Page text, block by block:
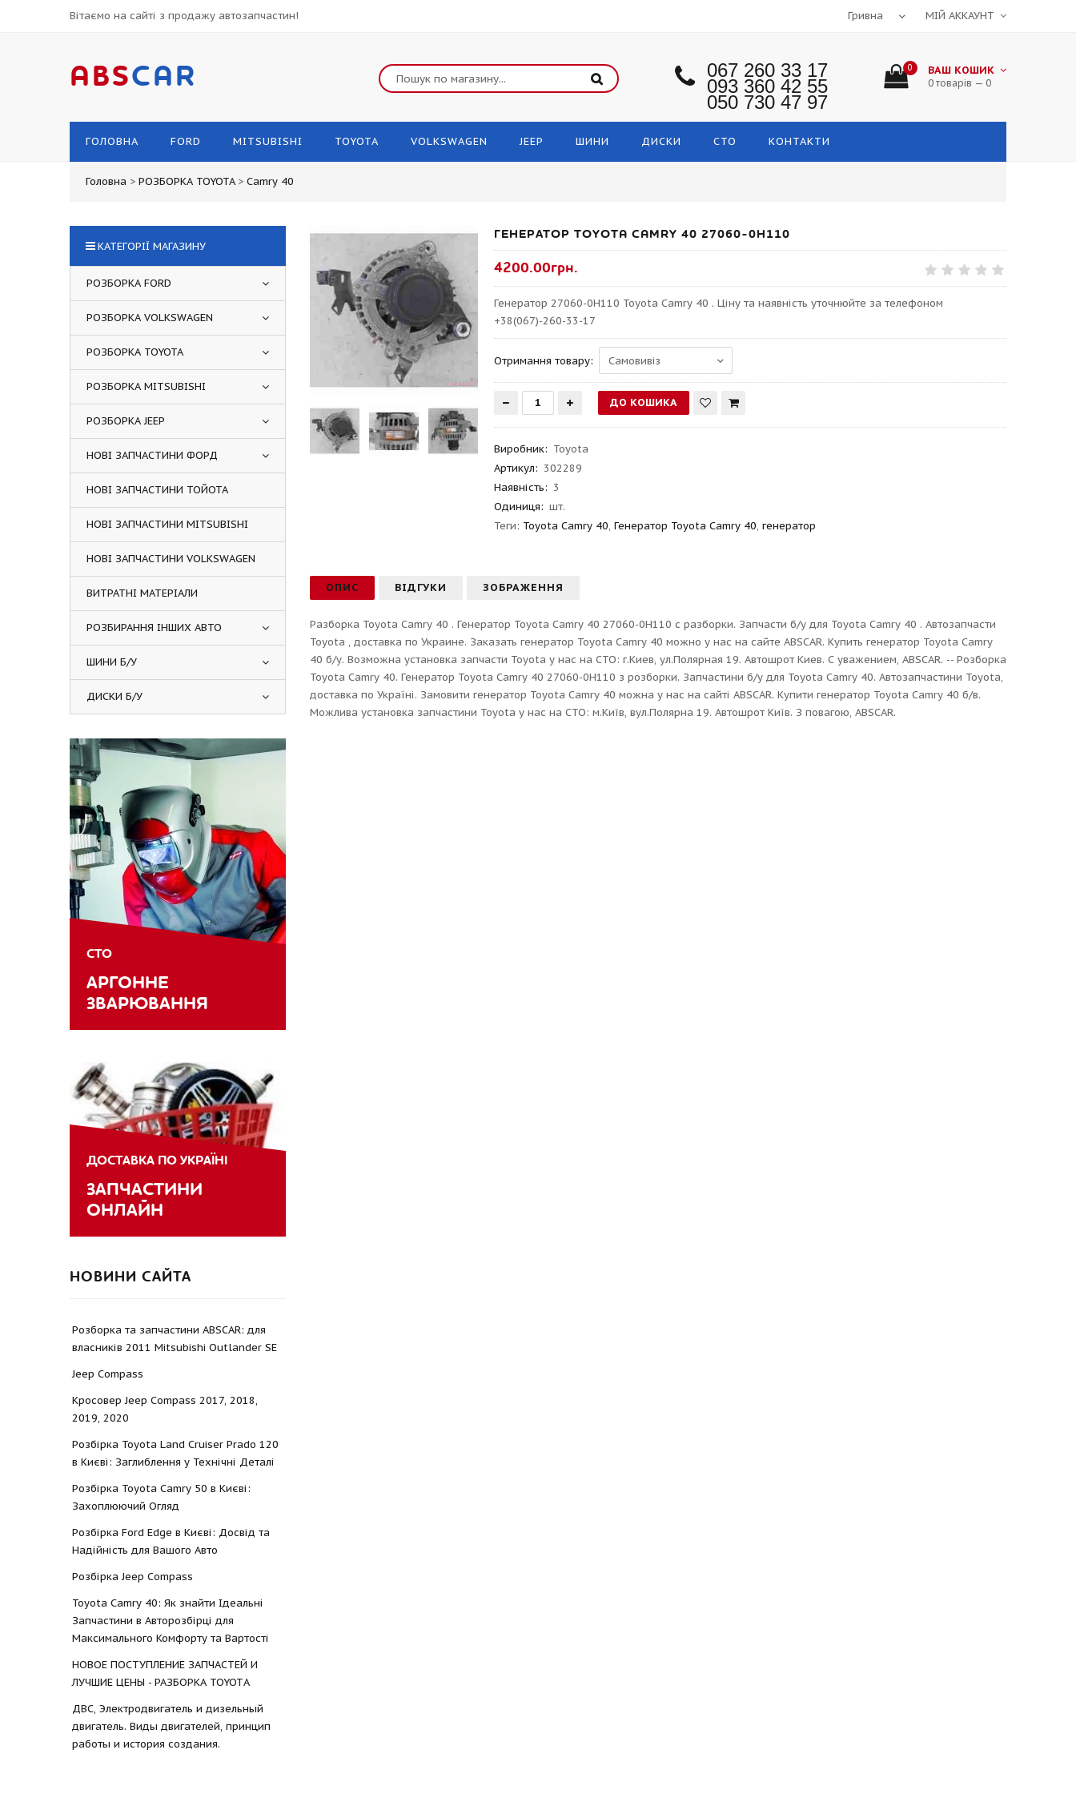
Вітаємо на сайті з продажу автозапчастин! МІЙ АККАУНТ
ABSCAR 067 260 33 17
093 360 42 55
050 730 47 97
0 ВАШ КОШИК
0 товарів — 0
ГОЛОВНА FORD MITSUBISHI TOYOTA VOLKSWAGEN JEEP ШИНИ ДИСКИ СТО КОНТАКТИ
Головна > РОЗБОРКА TOYOTA > Camry 40
ГЕНЕРАТОР TOYOTA CAMRY 40 27060-0H110
4200.00грн.
Генератор 27060-0H110 Toyota Camry 40 . Ціну та наявність уточнюйте за телефоном
+38(067)-260-33-17
Отримання товару:
Виробник: Toyota
Артикул: 302289
Наявність: 3
Одиниця: шт.
Теги: Toyota Camry 40,Генератор Toyota Camry 40,генератор
ОПИС ВІДГУКИ ЗОБРАЖЕННЯ
Разборка Toyota Camry 40 . Генератор Toyota Camry 40 27060-0H110 с разборки. Запчасти б/у для Toyota Camry 40 . Автозапчасти
Toyota , доставка по Украине. Заказать генератор Toyota Camry 40 можно у нас на сайте ABSCAR. Купить генератор Toyota Camry
40 б/у. Возможна установка запчасти Toyota у нас на СТО: г.Киев, ул.Полярная 19. Автошрот Киев. С уважением, ABSCAR. -- Розборка
Toyota Camry 40. Генератор Toyota Camry 40 27060-0H110 з розборки. Запчастини б/у для Toyota Camry 40. Автозапчастини Toyota,
доставка по Україні. Замовити генератор Toyota Camry 40 можна у нас на сайті ABSCAR. Купити генератор Toyota Camry 40 б/в.
Можлива установка запчастини Toyota у нас на СТО: м.Київ, вул.Полярна 19. Автошрот Київ. З повагою, ABSCAR.
КАТЕГОРІЇ МАГАЗИНУ
РОЗБОРКА FORD
РОЗБОРКА VOLKSWAGEN
РОЗБОРКА TOYOTA
РОЗБОРКА MITSUBISHI
РОЗБОРКА JEEP
НОВІ ЗАПЧАСТИНИ ФОРД
НОВІ ЗАПЧАСТИНИ ТОЙОТА
НОВІ ЗАПЧАСТИНИ MITSUBISHI
НОВІ ЗАПЧАСТИНИ VOLKSWAGEN
ВИТРАТНІ МАТЕРІАЛИ
РОЗБИРАННЯ ІНШИХ АВТО
ШИНИ Б/У
ДИСКИ Б/У
СТО
АРГОННЕ
ЗВАРЮВАННЯ
ДОСТАВКА ПО УКРАЇНІ
ЗАПЧАСТИНИ
ОНЛАЙН
НОВИНИ САЙТА
Розборка та запчастини ABSCAR: для
власників 2011 Mitsubishi Outlander SE
Jeep Compass
Кросовер Jeep Compass 2017, 2018,
2019, 2020
Розбірка Toyota Land Cruiser Prado 120
в Києві: Заглиблення у Технічні Деталі
Розбірка Toyota Camry 50 в Києві:
Захоплюючий Огляд
Розбірка Ford Edge в Києві: Досвід та
Надійність для Вашого Авто
Розбірка Jeep Compass
Toyota Camry 40: Як знайти Ідеальні
Запчастини в Авторозбірці для
Максимального Комфорту та Вартості
НОВОЕ ПОСТУПЛЕНИЕ ЗАПЧАСТЕЙ И
ЛУЧШИЕ ЦЕНЫ - РАЗБОРКА TOYOTА
ДВС, Электродвигатель и дизельный
двигатель. Виды двигателей, принцип
работы и история создания.